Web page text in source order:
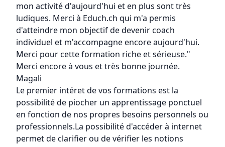
mon activité d'aujourd'hui et en plus sont très
ludiques. Merci à Educh.ch qui m'a permis
d'atteindre mon objectif de devenir coach
individuel et m'accompagne encore aujourd'hui.
Merci pour cette formation riche et sérieuse."
Merci encore à vous et très bonne journée.
Magali
Le premier intéret de vos formations est la
possibilité de piocher un apprentissage ponctuel
en fonction de nos propres besoins personnels ou
professionnels.La possibilité d'accéder à internet
permet de clarifier ou de vérifier les notions